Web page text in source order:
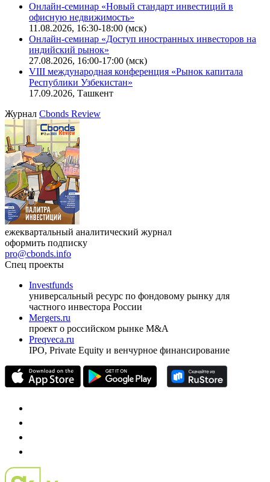
Онлайн-семинар «Новый стандарт инвестиций в
офисную недвижимость»
11.08.2026, 16:30-18:00 (мск)
Онлайн-семинар «Доступ иностранных инвесторов на
индийский рынок»
27.08.2026, 16:00-17:00 (мск)
VIII международная конференция «Рынок капитала
Республики Узбекистан»
17.09.2026, Ташкент
Журнал Cbonds Review
ежеквартальный аналитический журнал
оформить подписку
pro@cbonds.info
Спец проекты
Investfunds
универсальный ресурс по фондовому рынку для
частного инвестора России
Mergers.ru
проект о российском рынке M&A
Preqveca.ru
IPO, Private Equity и венчурное финансирование